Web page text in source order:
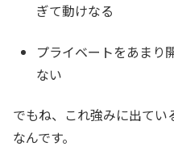
ぎて動けなる
プライベートをあまり
ない
でもね、これ強みに出て
なんです。